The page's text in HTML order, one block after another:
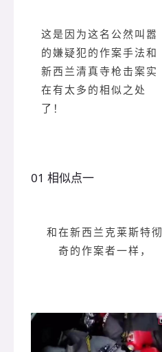
这是因为这名公然叫嚣
的嫌疑犯的作案手法和
新西兰清真寺枪击案实
在有太多的相似之处
了！
01 相似点一
和在新西兰克莱斯特彻
奇的作案者一样，